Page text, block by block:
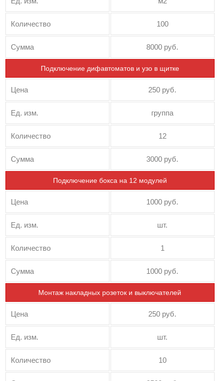
Количество 100
Сумма 8000 руб.
Подключение дифавтоматов и узо в щитке
Цена 250 руб.
Ед. изм. группа
Количество 12
Сумма 3000 руб.
Подключение бокса на 12 модулей
Цена 1000 руб.
Ед. изм. шт.
Количество 1
Сумма 1000 руб.
Монтаж накладных розеток и выключателей
Цена 250 руб.
Ед. изм. шт.
Количество 10